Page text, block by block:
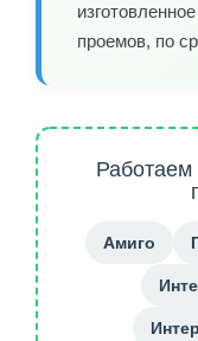
проемов, по
Работаем
Амиго